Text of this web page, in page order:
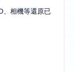
、相機等還原已